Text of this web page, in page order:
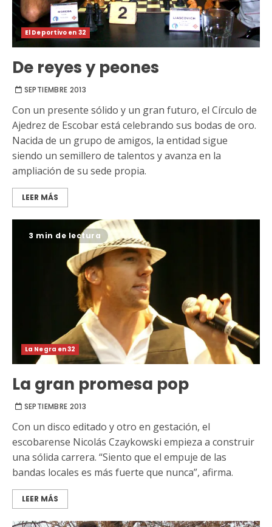
El Deportivo en 32
De reyes y peones
SEPTIEMBRE 2013
Con un presente sólido y un gran futuro, el Círculo de
Ajedrez de Escobar está celebrando sus bodas de oro.
Nacida de un grupo de amigos, la entidad sigue
siendo un semillero de talentos y avanza en la
ampliación de su sede propia.
LEER MÁS
3 min de lectura
La Negra en 32
La gran promesa pop
SEPTIEMBRE 2013
Con un disco editado y otro en gestación, el
escobarense Nicolás Czaykowski empieza a construir
una sólida carrera. “Siento que el empuje de las
bandas locales es más fuerte que nunca”, afirma.
LEER MÁS